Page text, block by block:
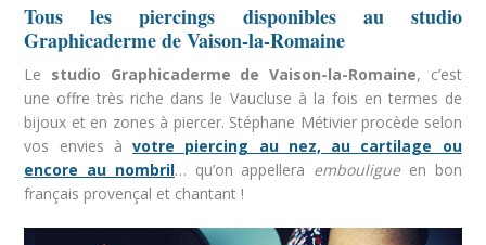
Tous les piercings disponibles au studio
Graphicaderme de Vaison-la-Romaine
Le studio Graphicaderme de Vaison-la-Romaine, c’est
une offre très riche dans le Vaucluse à la fois en termes de
bijoux et en zones à piercer. Stéphane Métivier procède selon
vos envies àvotre piercing au nez, au cartilage ou
encore au nombril… qu’on appellera embouligue en bon
français provençal et chantant !